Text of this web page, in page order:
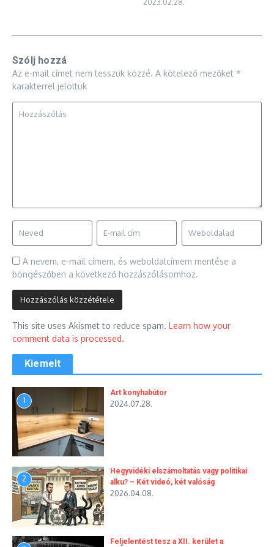
2023.02.28.
Szólj hozzá
Az e-mail címet nem tesszük közzé. A kötelező mezőket *
karakterrel jelöltük
A nevem, e-mail címem, és weboldalcímem mentése a
böngészőben a következő hozzászólásomhoz.
This site uses Akismet to reduce spam. Learn how your
comment data is processed.
Kiemelt
1
Art konyhabútor
2024.07.28.
2
Hegyvidéki elszámoltatás vagy politikai
alku? – Két videó, két valóság
2026.04.08.
Feljelentést tesz a XII. kerület a